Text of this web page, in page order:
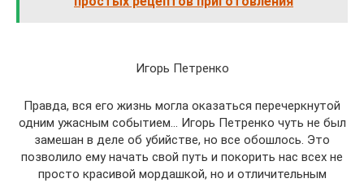
Игорь Петренко
Правда, вся его жизнь могла оказаться перечеркнутой
одним ужасным событием… Игорь Петренко чуть не был
замешан в деле об убийстве, но все обошлось. Это
позволило ему начать свой путь и покорить нас всех не
просто красивой мордашкой, но и отличительным